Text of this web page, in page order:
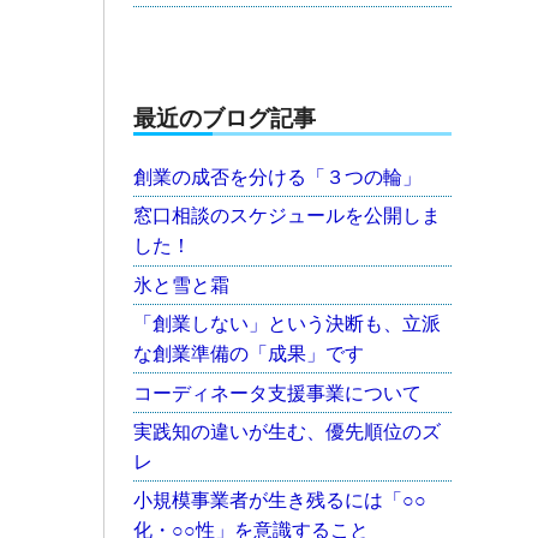
最近のブログ記事
創業の成否を分ける「３つの輪」
窓口相談のスケジュールを公開しま
した！
氷と雪と霜
「創業しない」という決断も、立派
な創業準備の「成果」です
コーディネータ支援事業について
実践知の違いが生む、優先順位のズ
レ
小規模事業者が生き残るには「○○
化・○○性」を意識すること